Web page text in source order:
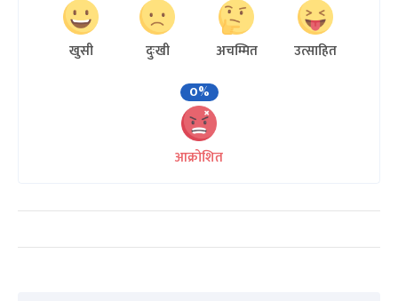
खुसी दुःखी अचम्मित
उत्साहित
0%
आक्रोशित